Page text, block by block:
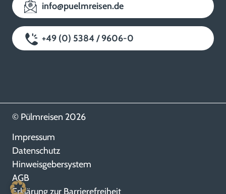
info@puelmreisen.de
+49 (0) 5384 / 9606-0
© Pülmreisen 2026
Impressum
Datenschutz
Hinweisgebersystem
AGB
Erklärung zur Barrierefreiheit